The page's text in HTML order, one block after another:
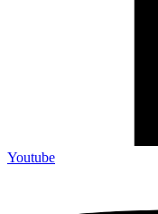
Youtube